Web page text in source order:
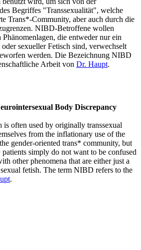
Begriffes "Transsexualität", welche
Trans*-Community, aber auch durch die
NIBD-Betroffene wollen
die entweder nur ein
sexueller Fetisch sind, verwechselt
werden. Die Bezeichnung NIBD
Arbeit von Dr. Haupt.
Body Discrepancy
often used by originally transsexual
from the inflationary use of the
gender-oriented trans* community, but
simply do not want to be confused
other phenomena that are either just a
fetish. The term NIBD refers to the
.